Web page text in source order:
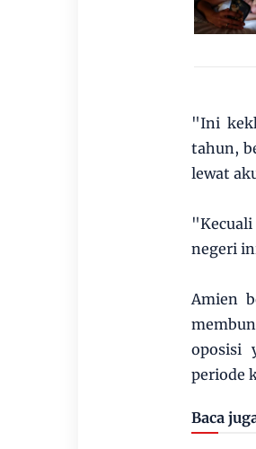
"Ini
tahun,
lewat
negeri
Amien
oposisi
periode
Baca